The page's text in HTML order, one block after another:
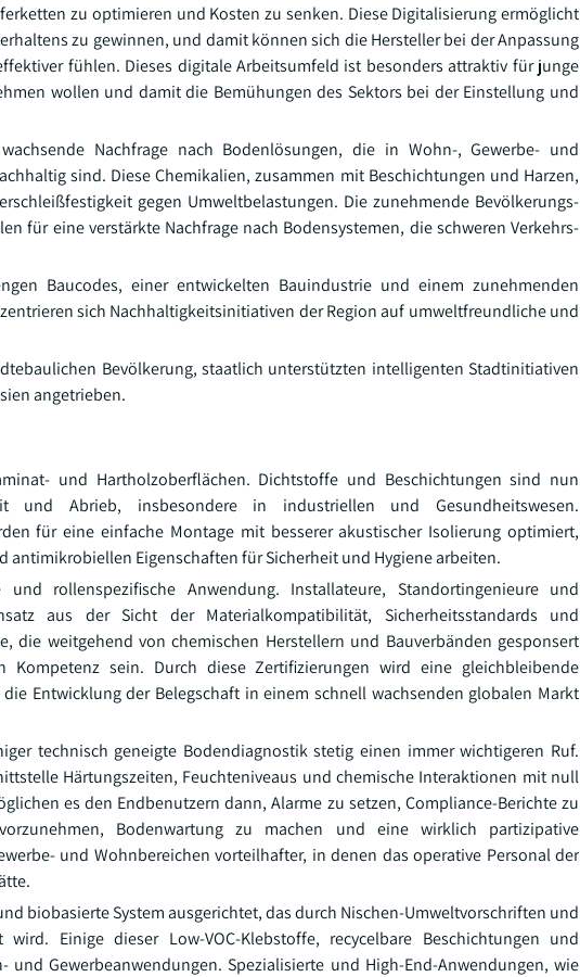
zu optimieren und Kosten zu senken. Diese Digitalisierung ermöglicht
zu gewinnen, und damit können sich die Hersteller bei der Anpassung
fühlen. Dieses digitale Arbeitsumfeld ist besonders attraktiv für junge
wollen und damit die Bemühungen des Sektors bei der Einstellung und
Nachfrage nach Bodenlösungen, die in Wohn-, Gewerbe- und
sind. Diese Chemikalien, zusammen mit Beschichtungen und Harzen,
gegen Umweltbelastungen. Die zunehmende Bevölkerungs-
für eine verstärkte Nachfrage nach Bodensystemen, die schweren Verkehrs-
Baucodes, einer entwickelten Bauindustrie und einem zunehmenden
sich Nachhaltigkeitsinitiativen der Region auf umweltfreundliche und
Bevölkerung, staatlich unterstützten intelligenten Stadtinitiativen
angetrieben.
und Hartholzoberflächen. Dichtstoffe und Beschichtungen sind nun
und Abrieb, insbesondere in industriellen und Gesundheitswesen.
für eine einfache Montage mit besserer akustischer Isolierung optimiert,
Eigenschaften für Sicherheit und Hygiene arbeiten.
rollenspezifische Anwendung. Installateure, Standortingenieure und
aus der Sicht der Materialkompatibilität, Sicherheitsstandards und
die weitgehend von chemischen Herstellern und Bauverbänden gesponsert
Kompetenz sein. Durch diese Zertifizierungen wird eine gleichbleibende
Entwicklung der Belegschaft in einem schnell wachsenden globalen Markt
technisch geneigte Bodendiagnostik stetig einen immer wichtigeren Ruf.
Härtungszeiten, Feuchteniveaus und chemische Interaktionen mit null
es den Endbenutzern dann, Alarme zu setzen, Compliance-Berichte zu
Bodenwartung zu machen und eine wirklich partizipative
und Wohnbereichen vorteilhafter, in denen das operative Personal der
biobasierte System ausgerichtet, das durch Nischen-Umweltvorschriften und
Einige dieser Low-VOC-Klebstoffe, recycelbare Beschichtungen und
Gewerbeanwendungen. Spezialisierte und High-End-Anwendungen, wie